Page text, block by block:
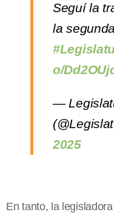
Seguí la
la
o/
—
2025
En tanto, la